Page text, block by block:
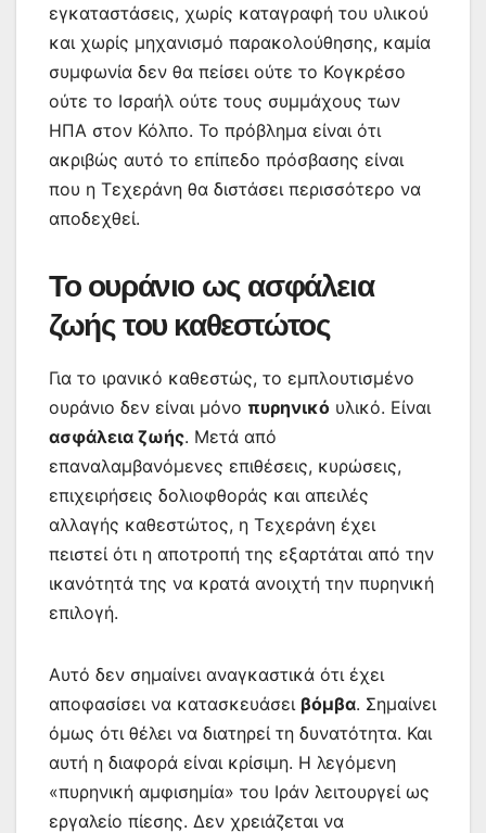
εγκαταστάσεις, χωρίς καταγραφή του υλικού
και χωρίς μηχανισμό παρακολούθησης, καμία
συμφωνία δεν θα πείσει ούτε το Κογκρέσο
ούτε το Ισραήλ ούτε τους συμμάχους των
ΗΠΑ στον Κόλπο. Το πρόβλημα είναι ότι
ακριβώς αυτό το επίπεδο πρόσβασης είναι
που η Τεχεράνη θα διστάσει περισσότερο να
αποδεχθεί.
Το ουράνιο ως ασφάλεια
ζωής του καθεστώτος
Για το ιρανικό καθεστώς, το εμπλουτισμένο
ουράνιο δεν είναι μόνο πυρηνικό υλικό. Είναι
ασφάλεια ζωής. Μετά από
επαναλαμβανόμενες επιθέσεις, κυρώσεις,
επιχειρήσεις δολιοφθοράς και απειλές
αλλαγής καθεστώτος, η Τεχεράνη έχει
πειστεί ότι η αποτροπή της εξαρτάται από την
ικανότητά της να κρατά ανοιχτή την πυρηνική
επιλογή.
Αυτό δεν σημαίνει αναγκαστικά ότι έχει
αποφασίσει να κατασκευάσει βόμβα. Σημαίνει
όμως ότι θέλει να διατηρεί τη δυνατότητα. Και
αυτή η διαφορά είναι κρίσιμη. Η λεγόμενη
«πυρηνική αμφισημία» του Ιράν λειτουργεί ως
εργαλείο πίεσης. Δεν χρειάζεται να